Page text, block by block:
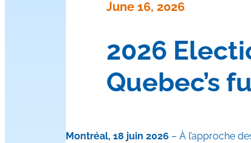
June 16, 2026
2026
Quebec’s
Montréal, 18 juin 2026 – À l’approche